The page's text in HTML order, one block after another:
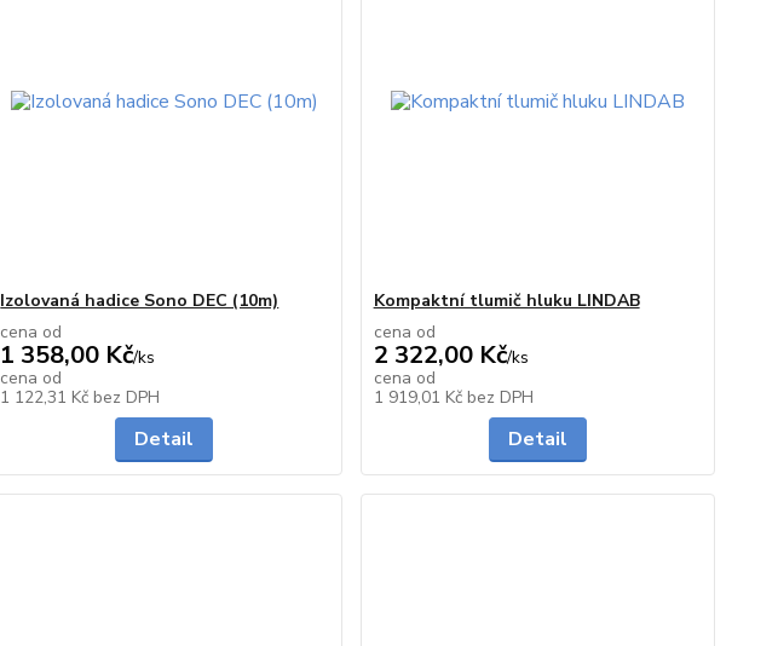
Izolovaná hadice Sono DEC (10m)
cena od
1 358,00 Kč/ks
cena od
1 122,31 Kč bez DPH
Detail
Kompaktní tlumič hluku LINDAB
cena od
2 322,00 Kč/ks
cena od
1 919,01 Kč bez DPH
Detail